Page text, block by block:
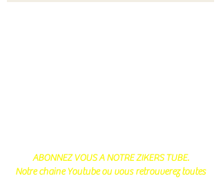
ABONNEZ VOUS A NOTRE ZIKERS TUBE.
Notre chaine Youtube ou vous retrouverez toutes